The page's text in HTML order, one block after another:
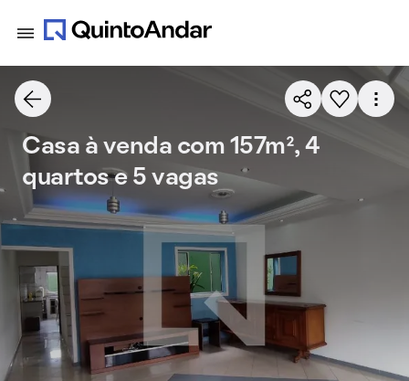
Casa à venda com 157m², 4
quartos e 5 vagas